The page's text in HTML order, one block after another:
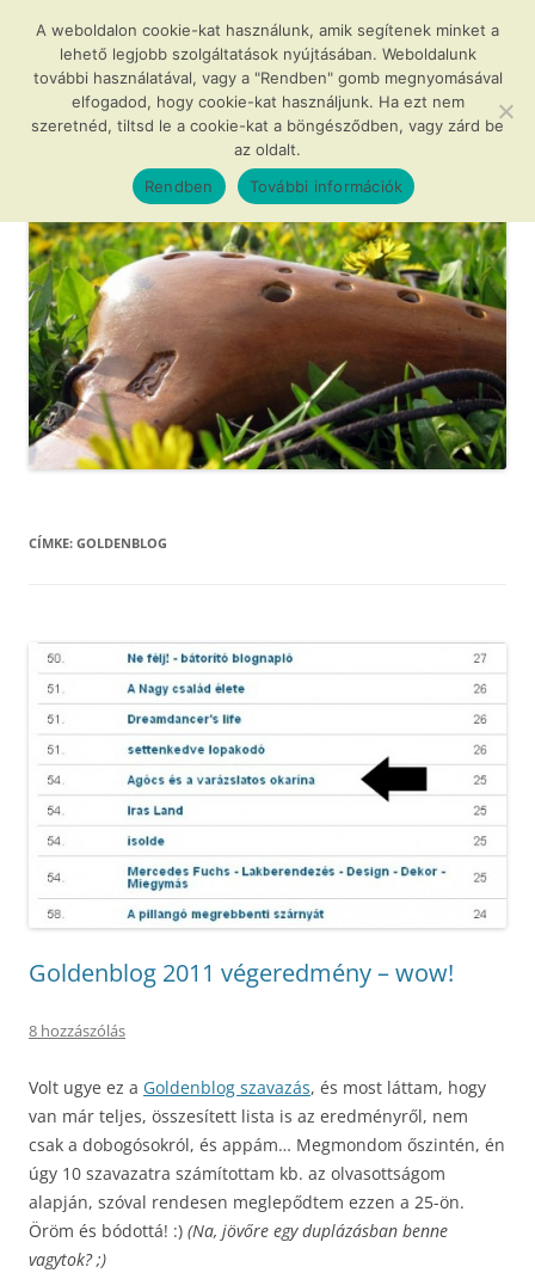
tartalomba
Agócs és a varázslatos okarínák
…avagy az okarína az új furulya!
Menü
CÍMKE: GOLDENBLOG
Goldenblog 2011 végeredmény – wow!
8 hozzászólás
Volt ugye ez a Goldenblog szavazás, és most láttam, hogy
van már teljes, összesített lista is az eredményről, nem
csak a dobogósokról, és appám… Megmondom őszintén, én
úgy 10 szavazatra számítottam kb. az olvasottságom
alapján, szóval rendesen meglepődtem ezzen a 25-ön.
Öröm és bódottá! :) (Na, jövőre egy duplázásban benne
vagytok? ;)
A weboldalon cookie-kat használunk, amik segítenek minket a
lehető legjobb szolgáltatások nyújtásában. Weboldalunk
további használatával, vagy a "Rendben" gomb megnyomásával
elfogadod, hogy cookie-kat használjunk. Ha ezt nem
szeretnéd, tiltsd le a cookie-kat a böngésződben, vagy zárd be
az oldalt.
Rendben
További információk